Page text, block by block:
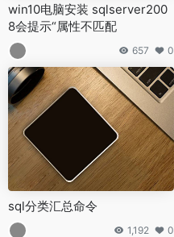
win10电脑安装 sqlserver200
8会提示“属性不匹配
657 0
sql分类汇总命令
1,192 0